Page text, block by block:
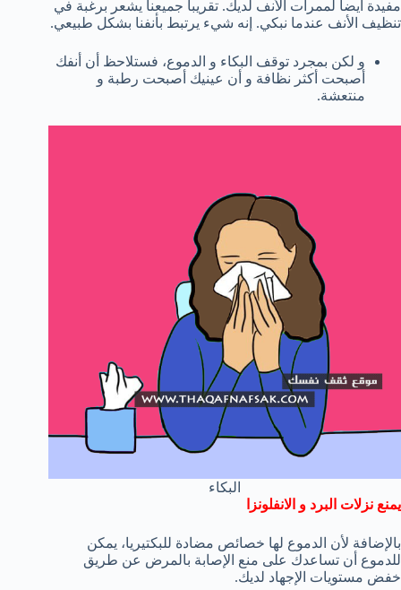
مفيدة أيضاً لممرات الأنف لديك. تقريباً جميعنا يشعر برغبة في
تنظيف الأنف عندما نبكي. إنه شيء يرتبط بأنفنا بشكل طبيعي.
و لكن بمجرد توقف البكاء و الدموع، فستلاحظ أن أنفك
أصبحت أكثر نظافة و أن عينيك أصبحت رطبة و
منتعشة.
البكاء
يمنع نزلات البرد و الانفلونزا
بالإضافة لأن الدموع لها خصائص مضادة للبكتيريا، يمكن
للدموع أن تساعدك على منع الإصابة بالمرض عن طريق
خفض مستويات الإجهاد لديك.